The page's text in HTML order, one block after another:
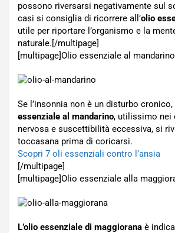
possono riversarsi negativamente sul
casi si consiglia di ricorrere all’olio
utile per riportare l’organismo e la
naturale.[/multipage]
[multipage]Olio essenziale al mandarino
Se l’insonnia non è un disturbo cronico,
essenziale al mandarino, utilissimo nei
nervosa e suscettibilità eccessiva, si
toccasana prima di coricarsi.
Scopri 7 oli essenziali contro l’ansia
[/multipage]
[multipage]Olio essenziale alla
L’olio essenziale di maggiorana è